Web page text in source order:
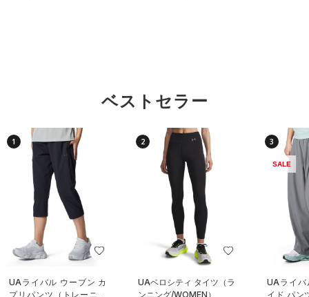
ベストセラー
1
UAライバル ウーブン カ
プリパンツ（トレーニン
2
UAベロシティ タイツ（ラ
ンニング/WOMEN）
3
SALE
UAライバ
イド パン